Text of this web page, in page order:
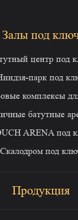
Залы под
центр под
парк под
комплексы
батутные
ARENA под
Скалодром под
Продукция